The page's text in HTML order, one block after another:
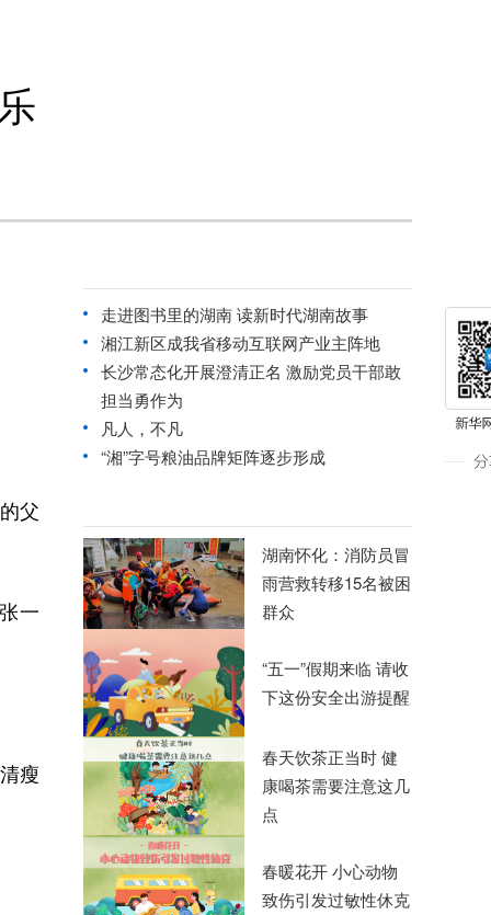
父
一
瘦
走进图书里的湖南 读新时代湖南故事
湘江新区成我省移动互联网产业主阵地
长沙常态化开展澄清正名 激励党员干部敢
担当勇作为
凡人，不凡
“湘”字号粮油品牌矩阵逐步形成
湖南怀化：消防员冒
雨营救转移15名被困
群众
“五一”假期来临 请收
下这份安全出游提醒
春天饮茶正当时 健
康喝茶需要注意这几
点
春暖花开 小心动物
致伤引发过敏性休克